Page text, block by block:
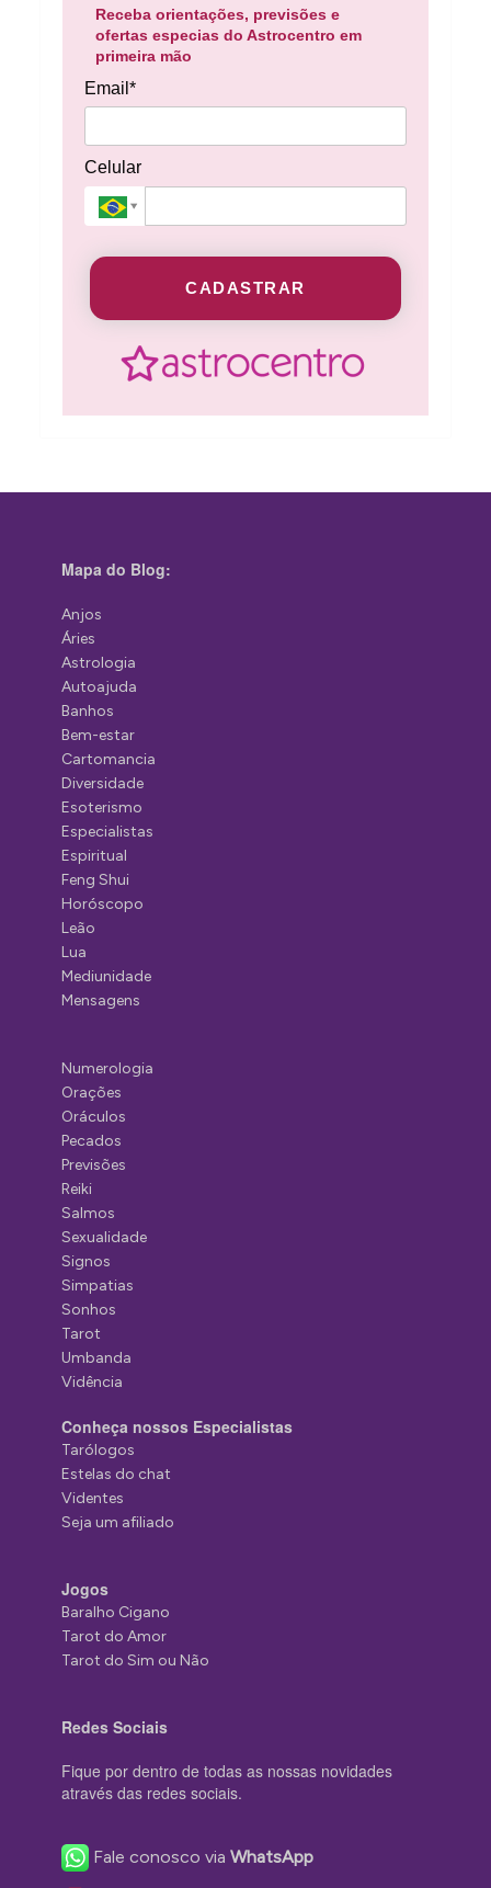
Receba orientações, previsões e
ofertas especias do Astrocentro em
primeira mão
Email*
Celular
CADASTRAR
Mapa do Blog:
Anjos
Áries
Astrologia
Autoajuda
Banhos
Bem-estar
Cartomancia
Diversidade
Esoterismo
Especialistas
Espiritual
Feng Shui
Horóscopo
Leão
Lua
Mediunidade
Mensagens
Numerologia
Orações
Oráculos
Pecados
Previsões
Reiki
Salmos
Sexualidade
Signos
Simpatias
Sonhos
Tarot
Umbanda
Vidência
Conheça nossos Especialistas
Tarólogos
Estelas do chat
Videntes
Seja um afiliado
Jogos
Baralho Cigano
Tarot do Amor
Tarot do Sim ou Não
Redes Sociais
Fique por dentro de todas as nossas novidades
através das redes sociais.
Fale conosco viaWhatsApp